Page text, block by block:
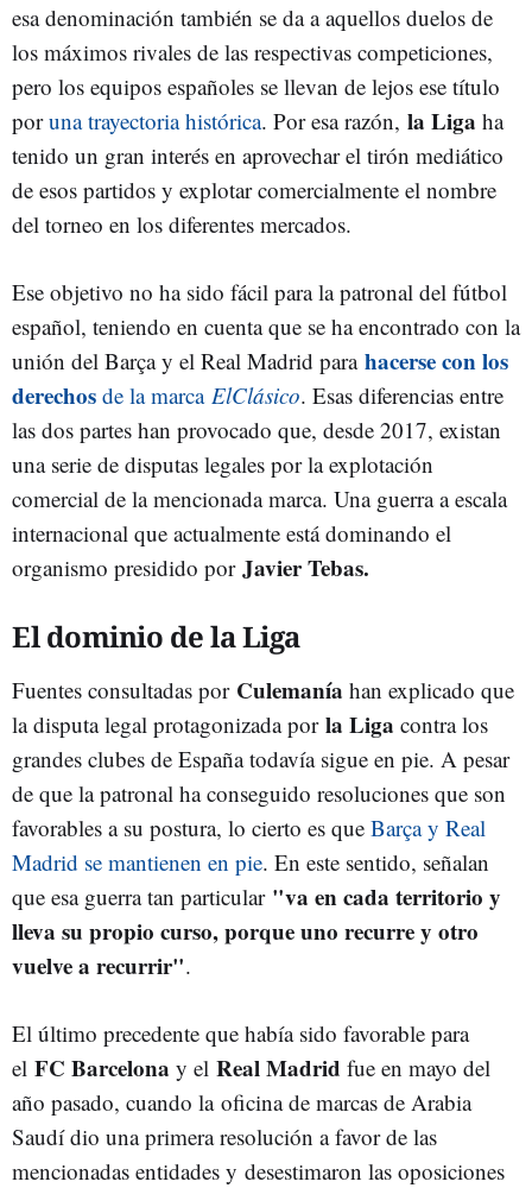
esa denominación también se da a aquellos duelos de
los máximos rivales de las respectivas competiciones,
pero los equipos españoles se llevan de lejos ese título
poruna trayectoria histórica. Por esa razón, la Liga ha
tenido un gran interés en aprovechar el tirón mediático
de esos partidos y explotar comercialmente el nombre
del torneo en los diferentes mercados.
Ese objetivo no ha sido fácil para la patronal del fútbol
español, teniendo en cuenta que se ha encontrado con la
unión del Barça y el Real Madrid para hacerse con los
derechos de la marca ElClásico. Esas diferencias entre
las dos partes han provocado que, desde 2017, existan
una serie de disputas legales por la explotación
comercial de la mencionada marca. Una guerra a escala
internacional que actualmente está dominando el
organismo presidido por Javier Tebas.
El dominio de la Liga
Fuentes consultadas por Culemanía han explicado que
la disputa legal protagonizada por la Liga contra los
grandes clubes de España todavía sigue en pie. A pesar
de que la patronal ha conseguido resoluciones que son
favorables a su postura, lo cierto es que Barça y Real
Madrid se mantienen en pie. En este sentido, señalan
que esa guerra tan particular "va en cada territorio y
lleva su propio curso, porque uno recurre y otro
vuelve a recurrir".
El último precedente que había sido favorable para
el FC Barcelona y el Real Madrid fue en mayo del
año pasado, cuando la oficina de marcas de Arabia
Saudí dio una primera resolución a favor de las
mencionadas entidades y desestimaron las oposiciones